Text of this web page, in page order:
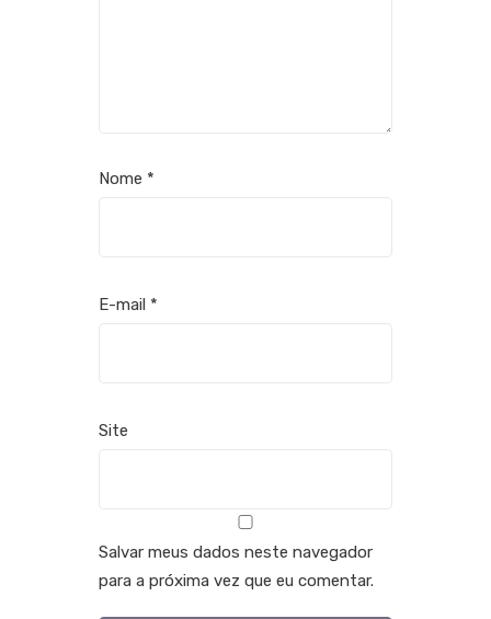
Nome *
E-mail *
Site
Salvar meus dados neste navegador
para a próxima vez que eu comentar.